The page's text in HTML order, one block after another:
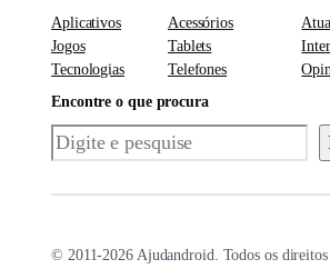
Aplicativos
Jogos
Tecnologias
Acessórios
Tablets
Telefones
Encontre o que procura
Pesquisar
© 2011-2026 Ajudandroid. Todos os direitos